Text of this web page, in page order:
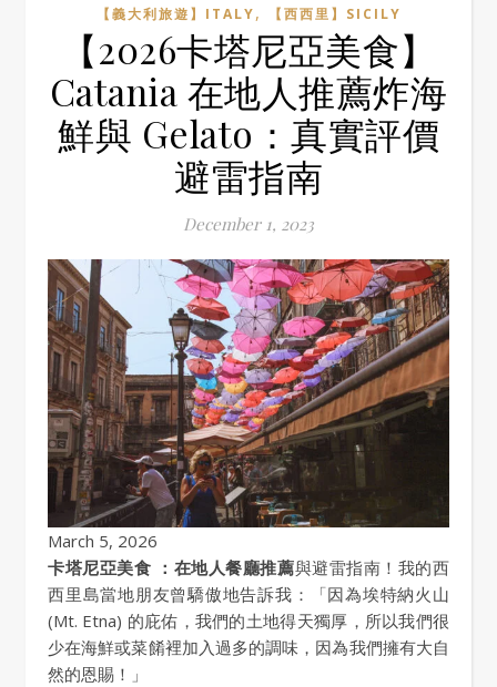
【義大利旅遊】ITALY, 【西西里】SICILY
【2026卡塔尼亞美食】
Catania 在地人推薦炸海
鮮與 Gelato：真實評價
避雷指南
December 1, 2023
March 5, 2026
卡塔尼亞美食 ：在地人餐廳推薦與避雷指南！我的西
西里島當地朋友曾驕傲地告訴我：「因為埃特納火山
(Mt. Etna) 的庇佑，我們的土地得天獨厚，所以我們很
少在海鮮或菜餚裡加入過多的調味，因為我們擁有大自
然的恩賜！」